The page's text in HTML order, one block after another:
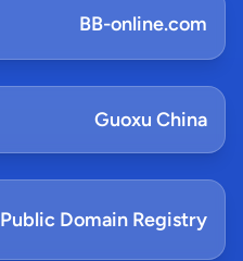
BB-online.com
Guoxu China
Public Domain Registry